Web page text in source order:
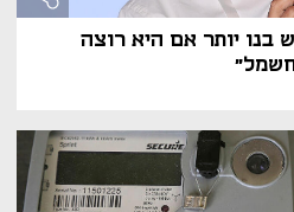
יותר אם היא רוצה